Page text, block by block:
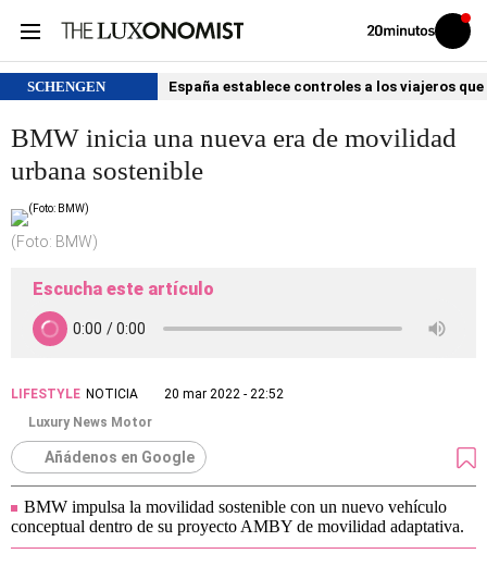
Volver
Iniciar
sesión
SCHENGEN España establece controles a los viajeros
BMW inicia una nueva era de movilidad
urbana sostenible
(Foto: BMW)
Escucha este artículo
LIFESTYLE NOTICIA
20 mar 2022 - 22:52
Luxury News Motor
Añádenos en Google
BMW impulsa la movilidad sostenible con un nuevo vehículo
conceptual dentro de su proyecto AMBY de movilidad adaptativa.